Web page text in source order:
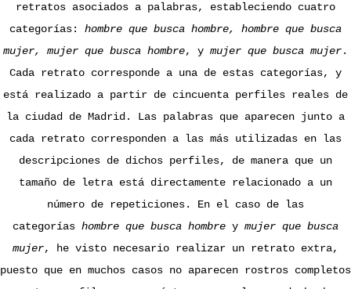
retratos asociados a palabras, estableciendo cuatro
categorías: hombre que busca hombre, hombre que busca
mujer, mujer que busca hombre, y mujer que busca mujer.
Cada retrato corresponde a una de estas categorías, y
está realizado a partir de cincuenta perfiles reales de
la ciudad de Madrid. Las palabras que aparecen junto a
cada retrato corresponden a las más utilizadas en las
descripciones de dichos perfiles, de manera que un
tamaño de letra está directamente relacionado a un
número de repeticiones. En el caso de las
categorías hombre que busca hombre y mujer que busca
mujer, he visto necesario realizar un retrato extra,
puesto que en muchos casos no aparecen rostros completos